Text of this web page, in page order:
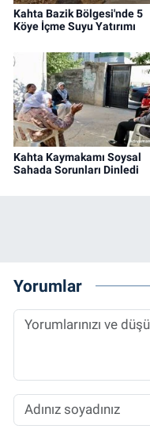
Kahta Bazik Bölgesi'nde 5
Köye İçme Suyu Yatırımı
Kahta Kaymakamı Soysal
Sahada Sorunları Dinledi
Yorumlar